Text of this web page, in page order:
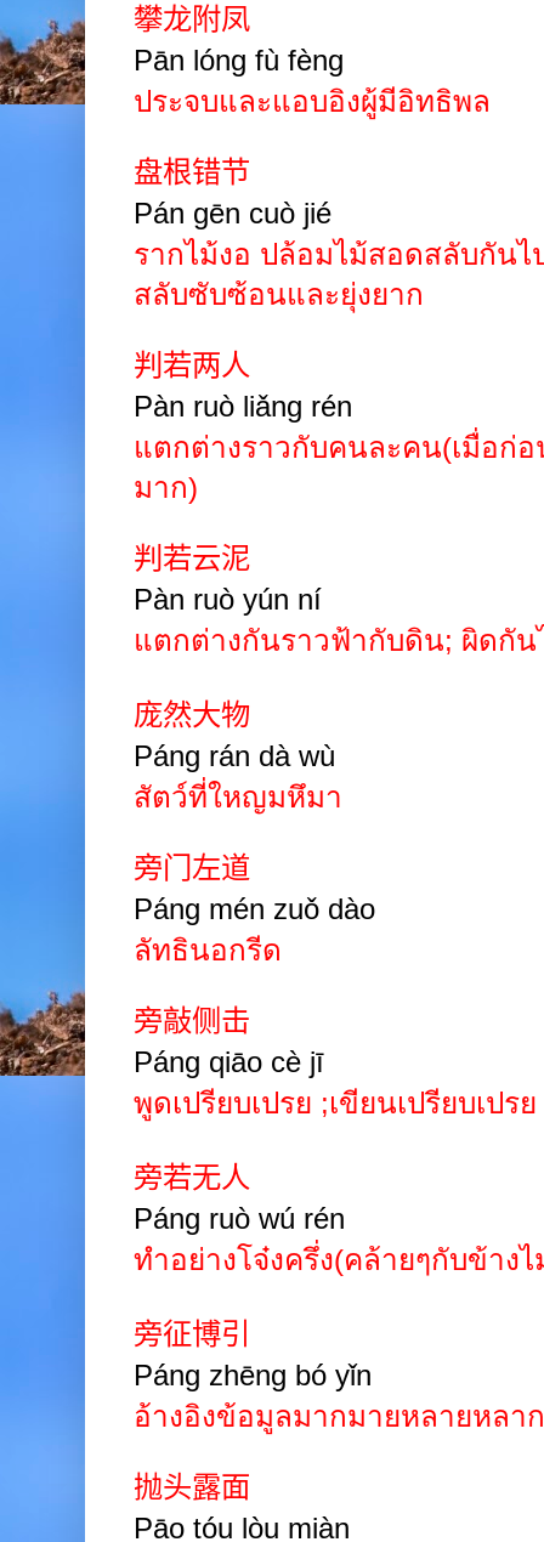
攀龙附凤
Pān lóng fù fèng
ประจบและแอบอิงผู้มีอิทธิพล
盘根错节
Pán gēn cuò jié
รากไม้งอ ปล้อมไม้สอดสลับกันไ
สลับซับซ้อนและยุ่งยาก
判若两人
Pàn ruò liǎng rén
แตกต่างราวกับคนละคน(เมื่อก่
มาก)
判若云泥
Pàn ruò yún ní
แตกต่างกันราวฟ้ากับดิน; ผิดกัน
庞然大物
Páng rán dà wù
สัตว์ที่ใหญมหึมา
旁门左道
Páng mén zuǒ dào
ลัทธินอกรีด
旁敲侧击
Páng qiāo cè jī
พูดเปรียบเปรย ;เขียนเปรียบเปรย
旁若无人
Páng ruò wú rén
ทำอย่างโจ๋งครึ่ง(คล้ายๆกับข้าง
旁征博引
Páng zhēng bó yǐn
อ้างอิงข้อมูลมากมายหลายหลาก
抛头露面
Pāo tóu lòu miàn